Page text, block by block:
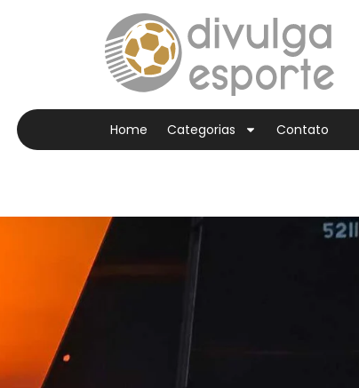
Home Categorias Contato